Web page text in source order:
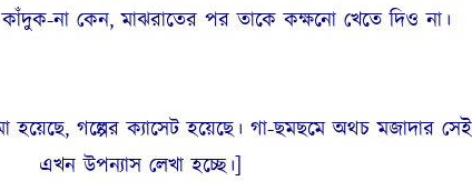
না কেন, মাঝরাতের পর তাকে কক্ষনো খেতে দিও না।
হয়েছে, গল্পের ক্যাসেট হয়েছে। গা-ছমছমে অথচ মজাদার
এখন উপন্যাস লেখা হচ্ছে।]